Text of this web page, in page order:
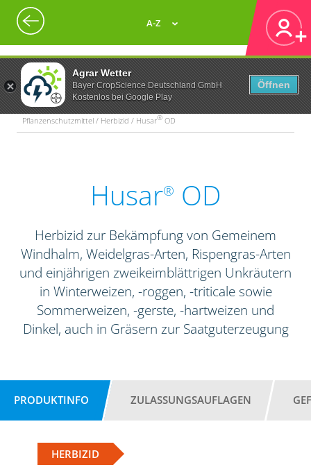
Agrar Wetter
Bayer CropScience Deutschland GmbH
Kostenlos bei Google Play
Öffnen
A-Z
Pflanzenschutzmittel / Herbizid / Husar® OD
Husar® OD
Herbizid zur Bekämpfung von Gemeinem
Windhalm, Weidelgras-Arten, Rispengras-Arten
und einjährigen zweikeimblättrigen Unkräutern
in Winterweizen, -roggen, -triticale sowie
Sommerweizen, -gerste, -hartweizen und
Dinkel, auch in Gräsern zur Saatguterzeugung
PRODUKTINFO ZULASSUNGSAUFLAGEN
HERBIZID